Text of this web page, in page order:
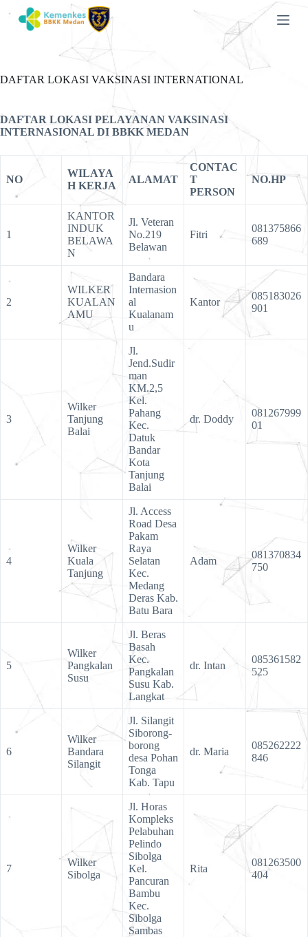
k
o
c
t
e
DAFTAR LOKASI VAKSINASI INTERNATIONAL
DAFTAR LOKASI PELAYANAN VAKSINASI
INTERNASIONAL DI BBKK MEDAN
NO
WILAYA
H KERJA
ALAMAT
CONTAC
T
PERSON
NO.HP
1
KANTOR
INDUK
BELAWA
N
Jl. Veteran
No.219
Belawan
Fitri
081375866
689
2
WILKER
KUALAN
AMU
Bandara
Internasion
al
Kualanam
u
Kantor
085183026
901
3
Wilker
Tanjung
Balai
Jl.
Jend.Sudir
man
KM.2,5
Kel.
Pahang
Kec.
Datuk
Bandar
Kota
Tanjung
Balai
dr. Doddy
081267999
01
4
Wilker
Kuala
Tanjung
Jl. Access
Road Desa
Pakam
Raya
Selatan
Kec.
Medang
Deras Kab.
Batu Bara
Adam
081370834
750
5
Wilker
Pangkalan
Susu
Jl. Beras
Basah
Kec.
Pangkalan
Susu Kab.
Langkat
dr. Intan
085361582
525
6
Wilker
Bandara
Silangit
Jl. Silangit
Siborong-
borong
desa Pohan
Tonga
Kab. Tapu
dr. Maria
085262222
846
7
Wilker
Sibolga
Jl. Horas
Kompleks
Pelabuhan
Pelindo
Sibolga
Kel.
Pancuran
Bambu
Kec.
Sibolga
Sambas
Rita
081263500
404